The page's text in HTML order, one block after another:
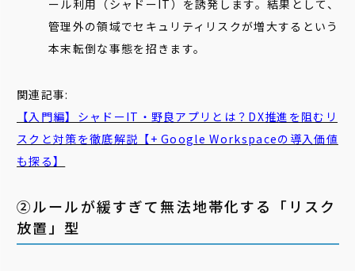
ール利用（シャドーIT）を誘発します。結果として、
管理外の領域でセキュリティリスクが増大するという
本末転倒な事態を招きます。
関連記事:
【入門編】シャドーIT・野良アプリとは？DX推進を阻むリ
スクと対策を徹底解説【+ Google Workspaceの導入価値
も探る】
②ルールが緩すぎて無法地帯化する「リスク
放置」型